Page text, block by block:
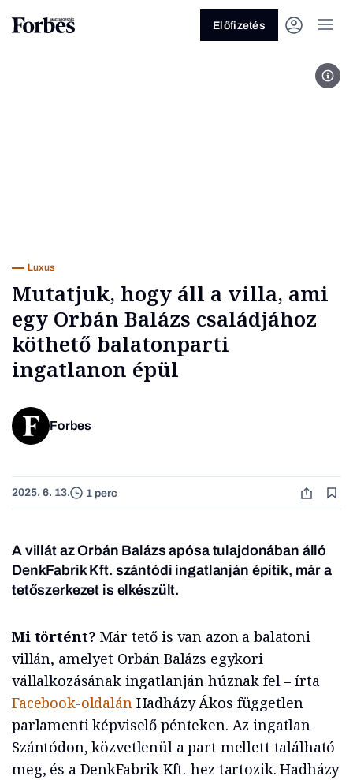
Előfizetés
Luxus
Mutatjuk, hogy áll a villa, ami
egy Orbán Balázs családjához
köthető balatonparti
ingatlanon épül
Forbes
2025. 6. 13. 1 perc
A villát az Orbán Balázs apósa tulajdonában álló
DenkFabrik Kft. szántódi ingatlanján építik, már a
tetőszerkezet is elkészült.
Mi történt? Már tető is van azon a balatoni
villán, amelyet Orbán Balázs egykori
vállalkozásának ingatlanján húznak fel – írta
Facebook-oldalánHadházy Ákos független
parlamenti képviselő pénteken. Az ingatlan
Szántódon, közvetlenül a part mellett található
meg, és a DenkFabrik Kft.-hez tartozik. Hadházy